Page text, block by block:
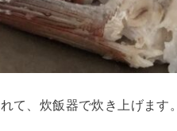
て、炊飯器で炊き上げます。